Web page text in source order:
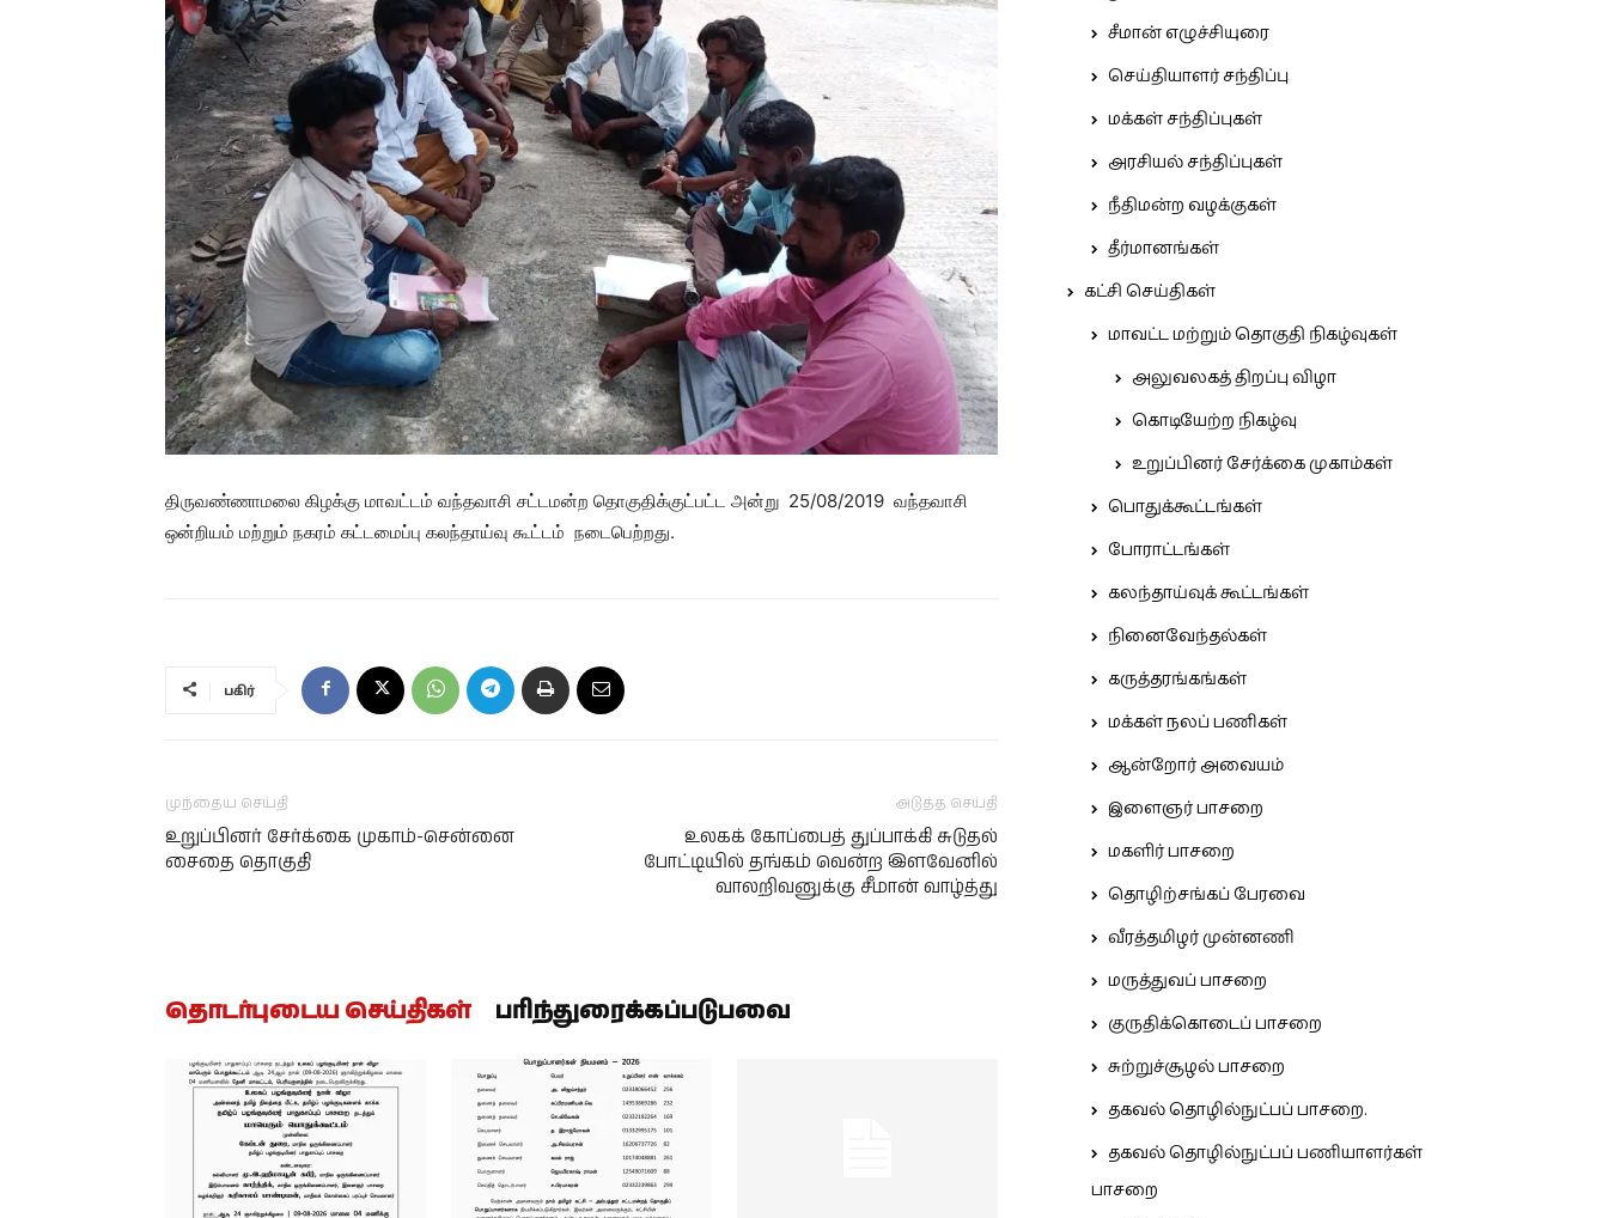
திருவண்ணாமலை கிழக்கு மாவட்டம் வந்தவாசி சட்டமன்ற தொகுதிக்குட்பட்ட அன்று 25/08/2019 வந்தவாசி
ஒன்றியம் மற்றும் நகரம் கட்டமைப்பு கலந்தாய்வு கூட்டம் நடைபெற்றது.
பகிர்
முந்தைய செய்தி
உறுப்பினர் சேர்க்கை முகாம்-சென்னை
சைதை தொகுதி
அடுத்த செய்தி
உலகக் கோப்பைத் துப்பாக்கி சுடுதல்
போட்டியில் தங்கம் வென்ற இளவேனில்
வாலறிவனுக்கு சீமான் வாழ்த்து
தொடர்புடைய செய்திகள் பரிந்துரைக்கப்படுபவை
சீமான் எழுச்சியுரை
செய்தியாளர் சந்திப்பு
மக்கள் சந்திப்புகள்
அரசியல் சந்திப்புகள்
நீதிமன்ற வழக்குகள்
தீர்மானங்கள்
கட்சி செய்திகள்
மாவட்ட மற்றும் தொகுதி நிகழ்வுகள்
அலுவலகத் திறப்பு விழா
கொடியேற்ற நிகழ்வு
உறுப்பினர் சேர்க்கை முகாம்கள்
பொதுக்கூட்டங்கள்
போராட்டங்கள்
கலந்தாய்வுக் கூட்டங்கள்
நினைவேந்தல்கள்
கருத்தரங்கங்கள்
மக்கள் நலப் பணிகள்
ஆன்றோர் அவையம்
இளைஞர் பாசறை
மகளிர் பாசறை
தொழிற்சங்கப் பேரவை
வீரத்தமிழர் முன்னணி
மருத்துவப் பாசறை
குருதிக்கொடைப் பாசறை
சுற்றுச்சூழல் பாசறை
தகவல் தொழில்நுட்பப் பாசறை.
தகவல் தொழில்நுட்பப் பணியாளர்கள்
பாசறை